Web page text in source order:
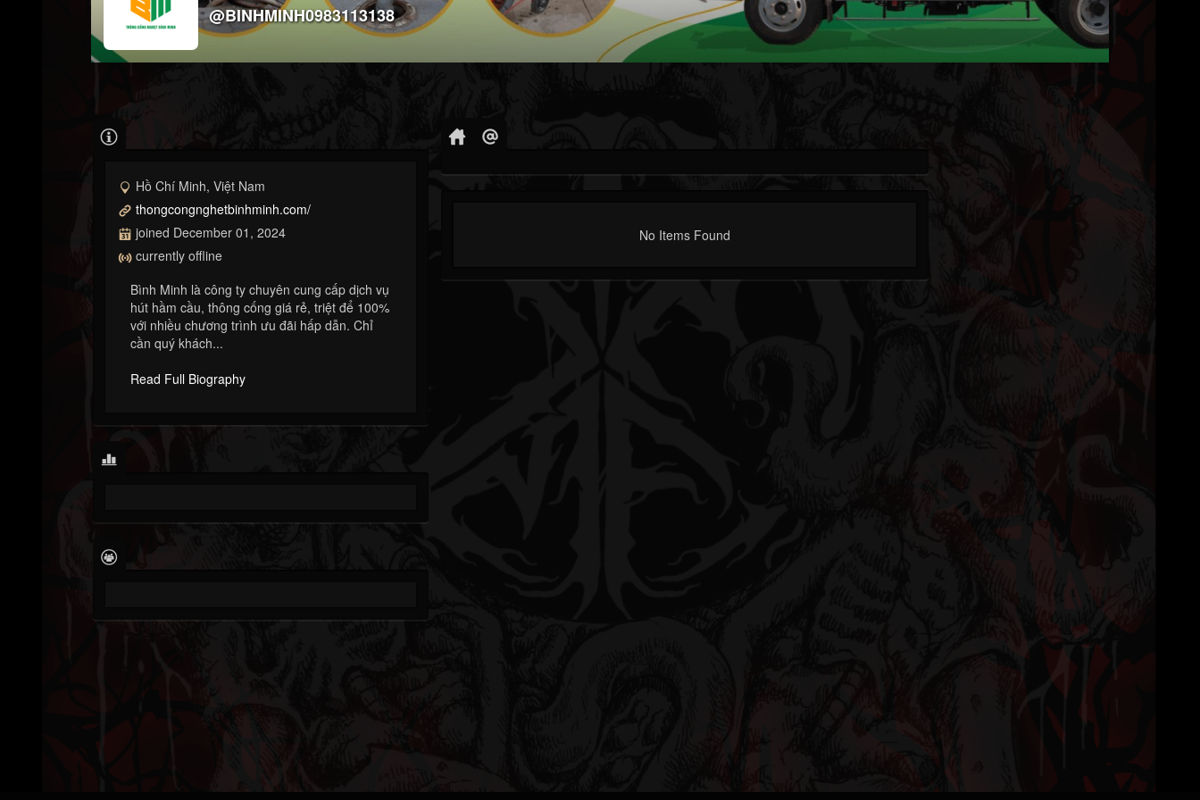
@BINHMINH0983113138
Hồ Chí Minh, Việt Nam
thongcongnghetbinhminh.com/
joined December 01, 2024
currently offline
Bình Minh là công ty chuyên cung cấp dịch vụ
hút hầm cầu, thông cống giá rẻ, triệt để 100%
với nhiều chương trình ưu đãi hấp dẫn. Chỉ
cần quý khách...
Read Full Biography
No Items Found